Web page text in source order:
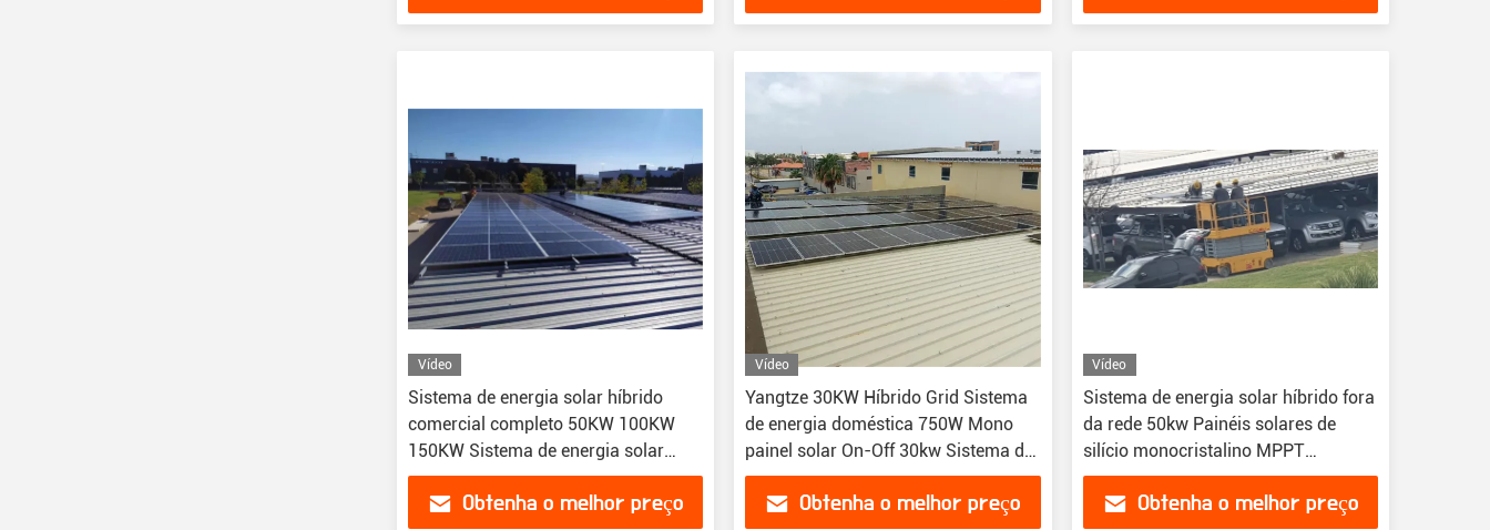
Vídeo
Sistema de energia solar híbrido
comercial completo 50KW 100KW
150KW Sistema de energia solar
híbrido off-grid
Obtenha o melhor preço
Vídeo
Yangtze 30KW Híbrido Grid Sistema
de energia doméstica 750W Mono
painel solar On-Off 30kw Sistema de
energia solar Silício monocristalino
Obtenha o melhor preço
Vídeo
Sistema de energia solar híbrido fora
da rede 50kw Painéis solares de
silício monocristalino MPPT
Controlador Home Us
Obtenha o melhor preço